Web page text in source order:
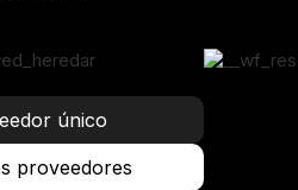
único
proveedores